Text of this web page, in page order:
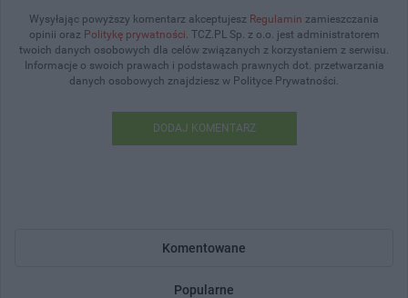
Wysyłając powyższy komentarz akceptujesz Regulamin zamieszczania
opinii oraz Politykę prywatności. TCZ.PL Sp. z o.o. jest administratorem
twoich danych osobowych dla celów związanych z korzystaniem z serwisu.
Informacje o swoich prawach i podstawach prawnych dot. przetwarzania
danych osobowych znajdziesz w Polityce Prywatności.
DODAJ KOMENTARZ
Komentowane
Popularne